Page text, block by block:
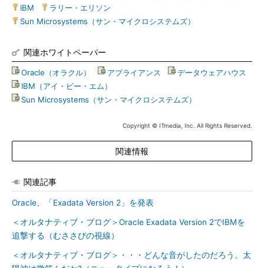
IBM
ラリー・エリソン
Sun Microsystems（サン・マイクロシステムズ）
関連ホワイトペーパー
Oracle（オラクル） アプライアンス データウェアハウス
IBM（アイ・ビー・エム）
Sun Microsystems（サン・マイクロシステムズ）
Copyright © ITmedia, Inc. All Rights Reserved.
関連情報
関連記事
Oracle、「Exadata Version 2」を発表
＜オルタナティブ・ブログ＞Oracle Exadata Version 2でIBMを
追撃する（むささびの視線）
＜オルタナティブ・ブログ＞・・・どんな音がしたのだろう。太